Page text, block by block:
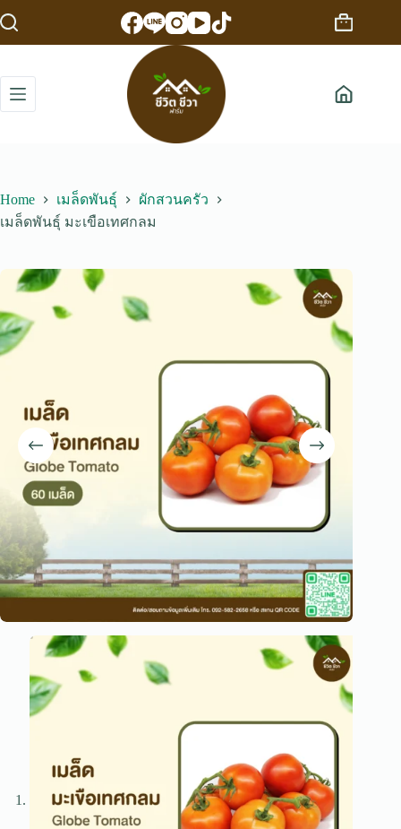
to
Shopping
cart
Home เมล็ดพันธุ์
ผักสวนครัว
เมล็ดพันธุ์ มะเขือเทศกลม